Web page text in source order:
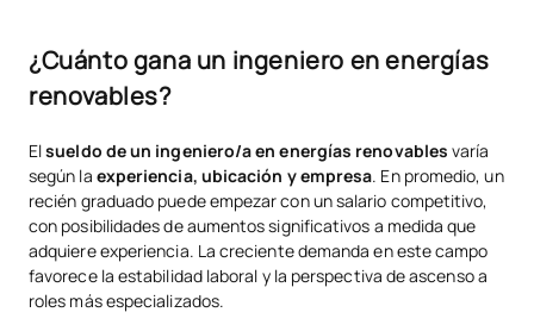
¿Cuánto gana un ingeniero en energías
renovables?
Elsueldo de un ingeniero/a en energías renovables varía
según la experiencia, ubicación y empresa. En promedio, un
recién graduado puede empezar con un salario competitivo,
con posibilidades de aumentos significativos a medida que
adquiere experiencia. La creciente demanda en este campo
favorece la estabilidad laboral y la perspectiva de ascenso a
roles más especializados.